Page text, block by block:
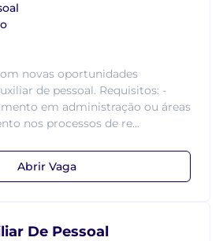
novas oportunidades
de pessoal. Requisitos: -
em administração ou áreas
nos processos de re...
Abrir Vaga
De Pessoal